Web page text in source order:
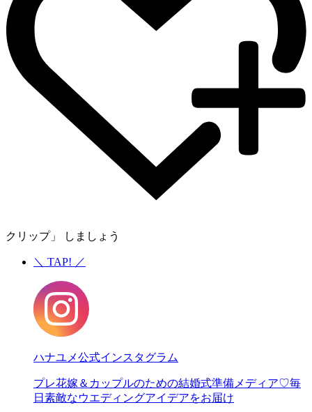
クリップ」 しましょう
＼ TAP! ／
ハナユメ公式インスタグラム
プレ花嫁＆カップルのための結婚式準備メディア♡毎
日素敵なウエディングアイデアをお届け